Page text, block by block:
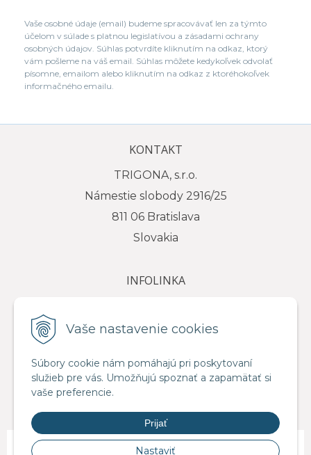
Vaše nastavenie cookies
Súbory cookie nám pomáhajú pri poskytovaní
služieb pre vás. Umožňujú spoznať a zapamätať si
vaše preferencie.
Prijať
Nastaviť
Vaše osobné údaje (email) budeme spracovávať len za týmto
účelom v súlade s platnou legislatívou a zásadami ochrany
osobných údajov. Súhlas potvrdíte kliknutím na odkaz, ktorý
vám pošleme na váš email. Súhlas môžete kedykoľvek odvolať
písomne, emailom alebo kliknutím na odkaz z ktoréhokoľvek
informačného emailu.
KONTAKT
TRIGONA, s.r.o.
Námestie slobody 2916/25
811 06 Bratislava
Slovakia
INFOLINKA
e-mail: info@trigona.sk
VŠETKO O NÁKUPE
© 2026 Distribútor pre SR - TRIGONA.sk • e-shop Pohoda